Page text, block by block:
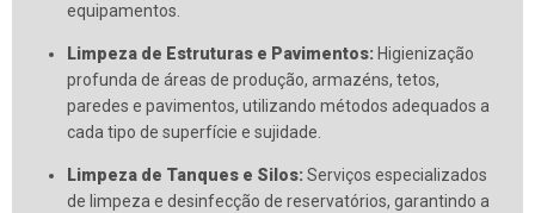
equipamentos.
Limpeza de Estruturas e Pavimentos: Higienização
profunda de áreas de produção, armazéns, tetos,
paredes e pavimentos, utilizando métodos adequados a
cada tipo de superfície e sujidade.
Limpeza de Tanques e Silos: Serviços especializados
de limpeza e desinfecção de reservatórios, garantindo a